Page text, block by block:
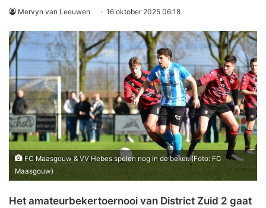
Mervyn van Leeuwen 16 oktober 2025 06:18
FC Maasgouw & VV Hebes spelen nog in de beker. (Foto: FC
Maasgouw)
Het amateurbekertoernooi van District Zuid 2 gaat